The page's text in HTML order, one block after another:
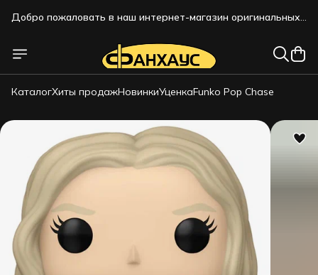
Добро пожаловать в наш интернет-магазин оригинальных
Добро пожаловать в наш интернет-магазин оригинальных
коллекционных фигурок!!!
КаталогХиты продажНовинкиУценкаFunko Pop Chase